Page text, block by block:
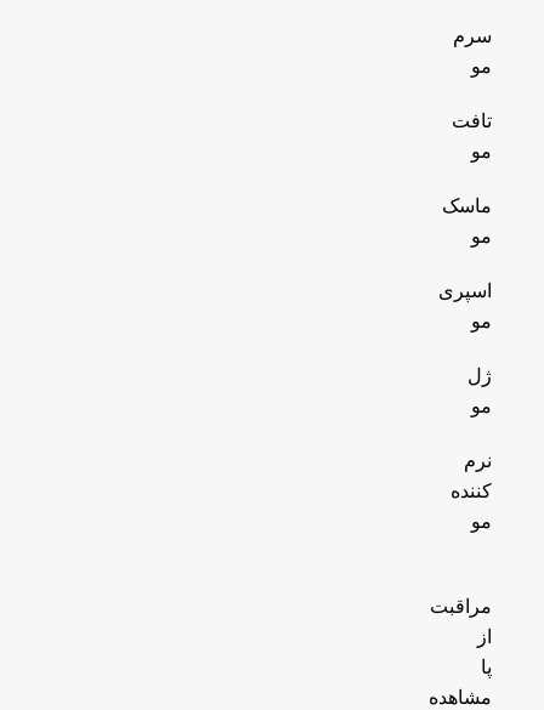
سرم
مو
تافت
مو
ماسک
مو
اسپری
مو
ژل
مو
نرم
کننده
مو
مراقبت
از
پا
مشاهده